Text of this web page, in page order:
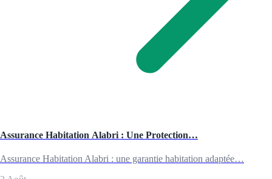
Assurance Habitation Alabri : Une Protection…
Assurance Habitation Alabri : une garantie habitation adaptée…